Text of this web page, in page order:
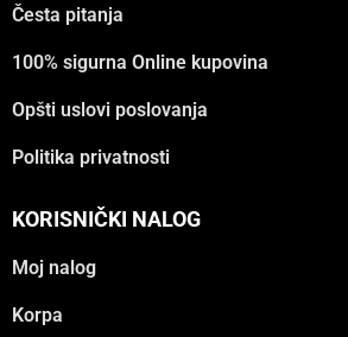
Česta pitanja
100% sigurna Online kupovina
Opšti uslovi poslovanja
Politika privatnosti
KORISNIČKI NALOG
Moj nalog
Korpa